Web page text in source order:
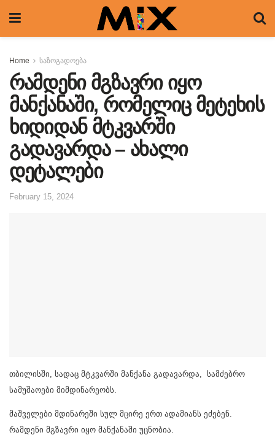
Home საზოგადოება
რამდენი მგზავრი იყო
მანქანაში, რომელიც მეტეხის
ხიდიდან მტკვარში
გადავარდა – ახალი
დეტალები
February 15, 2024
თბილისში, სადაც მტკვარში მანქანა გადავარდა, სამძებრო
სამუშაოები მიმდინარეობს.
მაშველები მდინარეში სულ მცირე ერთ ადამიანს ეძებენ.
რამდენი მგზავრი იყო მანქანაში უცნობია.